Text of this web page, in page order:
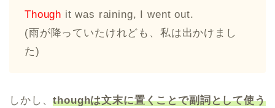
Though it was raining, I went out.
(雨が降っていたけれども、私は出かけまし
た)
しかし、thoughは文末に置くことで副詞として使う